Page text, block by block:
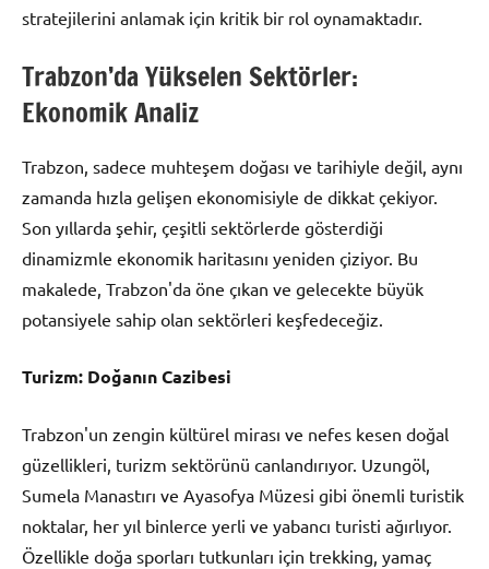
stratejilerini anlamak için kritik bir rol oynamaktadır.
Trabzon’da Yükselen Sektörler:
Ekonomik Analiz
Trabzon, sadece muhteşem doğası ve tarihiyle değil, aynı
zamanda hızla gelişen ekonomisiyle de dikkat çekiyor.
Son yıllarda şehir, çeşitli sektörlerde gösterdiği
dinamizmle ekonomik haritasını yeniden çiziyor. Bu
makalede, Trabzon'da öne çıkan ve gelecekte büyük
potansiyele sahip olan sektörleri keşfedeceğiz.
Turizm: Doğanın Cazibesi
Trabzon'un zengin kültürel mirası ve nefes kesen doğal
güzellikleri, turizm sektörünü canlandırıyor. Uzungöl,
Sumela Manastırı ve Ayasofya Müzesi gibi önemli turistik
noktalar, her yıl binlerce yerli ve yabancı turisti ağırlıyor.
Özellikle doğa sporları tutkunları için trekking, yamaç